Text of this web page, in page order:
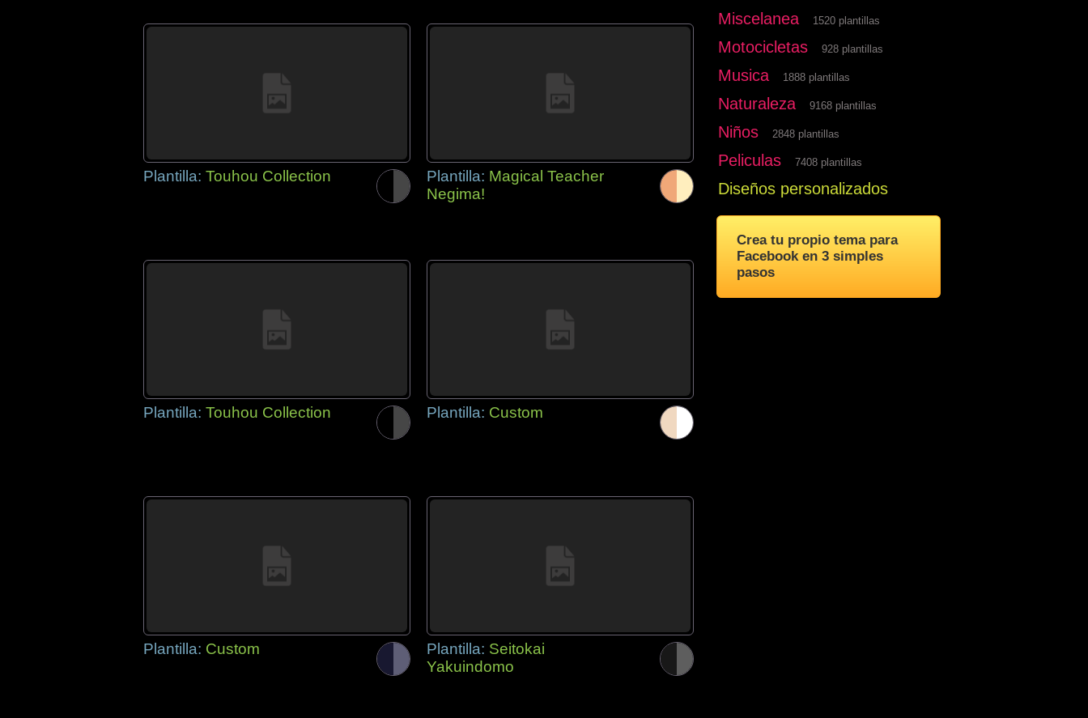
Plantilla: Touhou Collection Plantilla: Magical Teacher
Negima!
Plantilla: Touhou Collection Plantilla: Custom
Plantilla: Custom Plantilla: Seitokai
Yakuindomo
Miscelanea 1520 plantillas
Motocicletas 928 plantillas
Musica 1888 plantillas
Naturaleza 9168 plantillas
Niños 2848 plantillas
Peliculas 7408 plantillas
Diseños personalizados
Crea tu propio tema para
Facebook en 3 simples
pasos